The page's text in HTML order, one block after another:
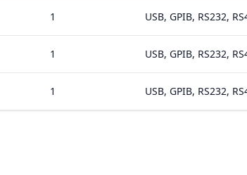
1 USB, GPIB, RS232,
1 USB, GPIB, RS232,
1 USB, GPIB, RS232,